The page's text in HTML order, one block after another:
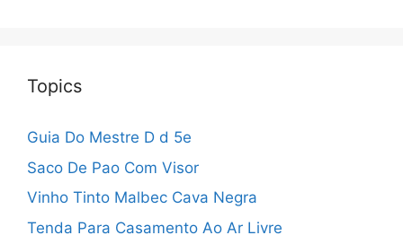
Topics
Guia Do Mestre D d 5e
Saco De Pao Com Visor
Vinho Tinto Malbec Cava Negra
Tenda Para Casamento Ao Ar Livre